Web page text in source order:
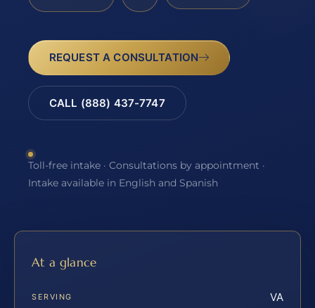
REQUEST A CONSULTATION
CALL (888) 437-7747
Toll-free intake · Consultations by appointment ·
Intake available in English and Spanish
At a glance
SERVING VA